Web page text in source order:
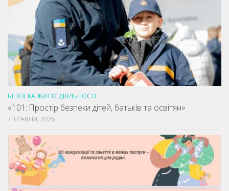
БЕЗПЕКА ЖИТТЄДІЯЛЬНОСТІ
«101: Простір безпеки дітей, батьків та освітян»
7 ТРАВНЯ, 2026